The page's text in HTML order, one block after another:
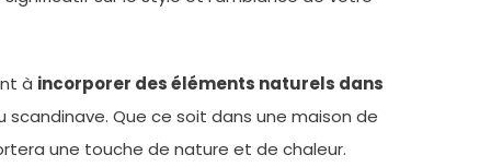
à incorporer des éléments naturels dans
Que ce soit dans une maison de
une touche de nature et de chaleur.